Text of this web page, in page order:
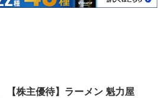
【株主優待】ラーメン 魁力屋